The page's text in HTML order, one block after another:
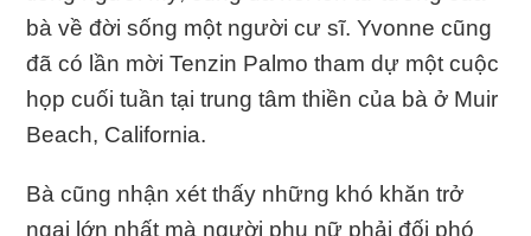
bà về đời sống một người cư sĩ. Yvonne cũng
đã có lần mời Tenzin Palmo tham dự một cuộc
họp cuối tuần tại trung tâm thiền của bà ở Muir
Beach, California.
Bà cũng nhận xét thấy những khó khăn trở
ngại lớn nhất mà người phụ nữ phải đối phó